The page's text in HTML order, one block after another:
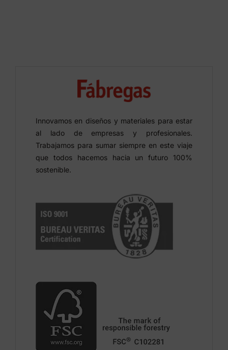
Innovamos en diseños y materiales para estar
al lado de empresas y profesionales.
Trabajamos para sumar siempre en este viaje
que todos hacemos hacia un futuro 100%
sostenible.